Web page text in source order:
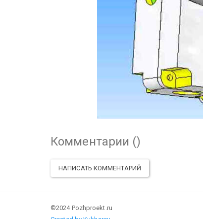
Комментарии ()
НАПИСАТЬ КОММЕНТАРИЙ
©2024 Pozhproekt.ru